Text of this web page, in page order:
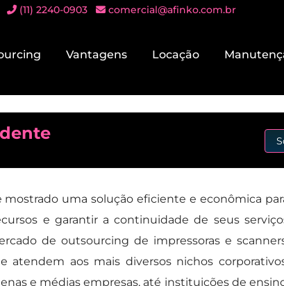
(11) 2240-0903 comercial@afinko.com.br
Vantagens Locação
uma solução eficiente e econômica
e garantir a continuidade de seus
de outsourcing de impressoras e
aos mais diversos nichos
e médias empresas, até instituições de